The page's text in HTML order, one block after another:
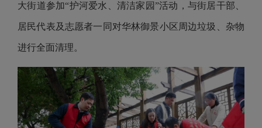
大街道参加“护河爱水、清洁家园”活动，与街居干部、
居民代表及志愿者一同对华林御景小区周边垃圾、杂物
进行全面清理。